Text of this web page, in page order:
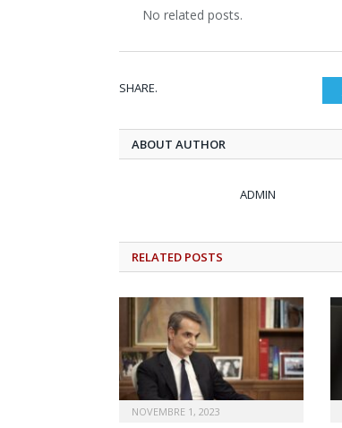
No related posts.
SHARE.
ABOUT AUTHOR
ADMIN
RELATED POSTS
NOVEMBRE 1, 2023